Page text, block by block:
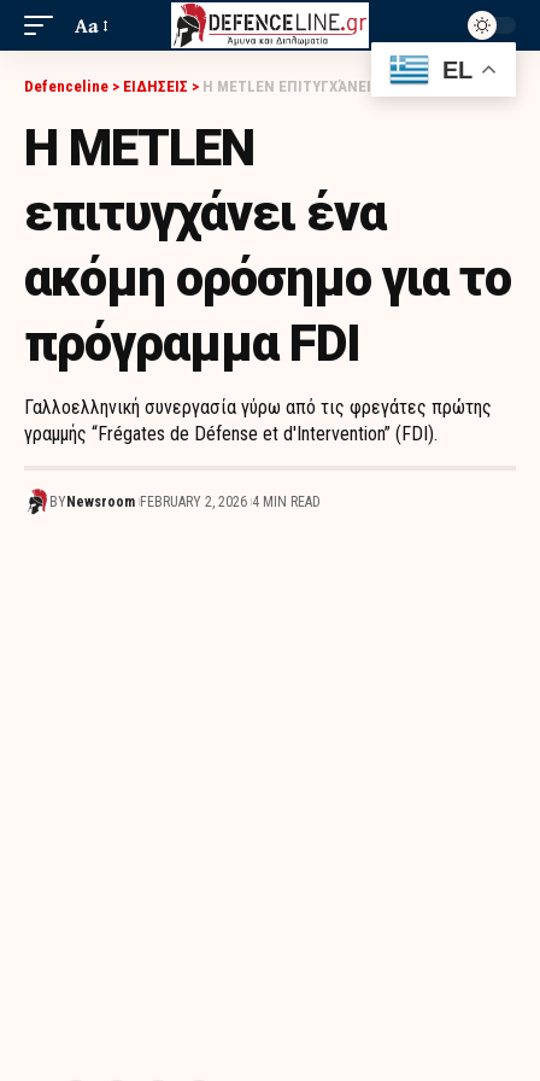
Aa
Defenceline > ΕΙΔΗΣΕΙΣ > Η METLEN ΕΠΙΤΥΓΧΆΝΕΙ ΈΝΑ ΑΚΌΜΗ ΟΡΌΣΗΜΟ ΓΙΑ ΤΟ ΠΡΌΓΡΑΜΜΑ FDI
Η METLEN
επιτυγχάνει ένα
ακόμη ορόσημο για το
πρόγραμμα FDI
Γαλλοελληνική συνεργασία γύρω από τις φρεγάτες πρώτης
γραμμής “Frégates de Défense et d'Intervention” (FDI).
BY Newsroom FEBRUARY 2, 2026 4 MIN READ
EL